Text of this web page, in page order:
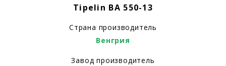
Tipelin BA 550-13
Страна производитель
Венгрия
Завод производитель